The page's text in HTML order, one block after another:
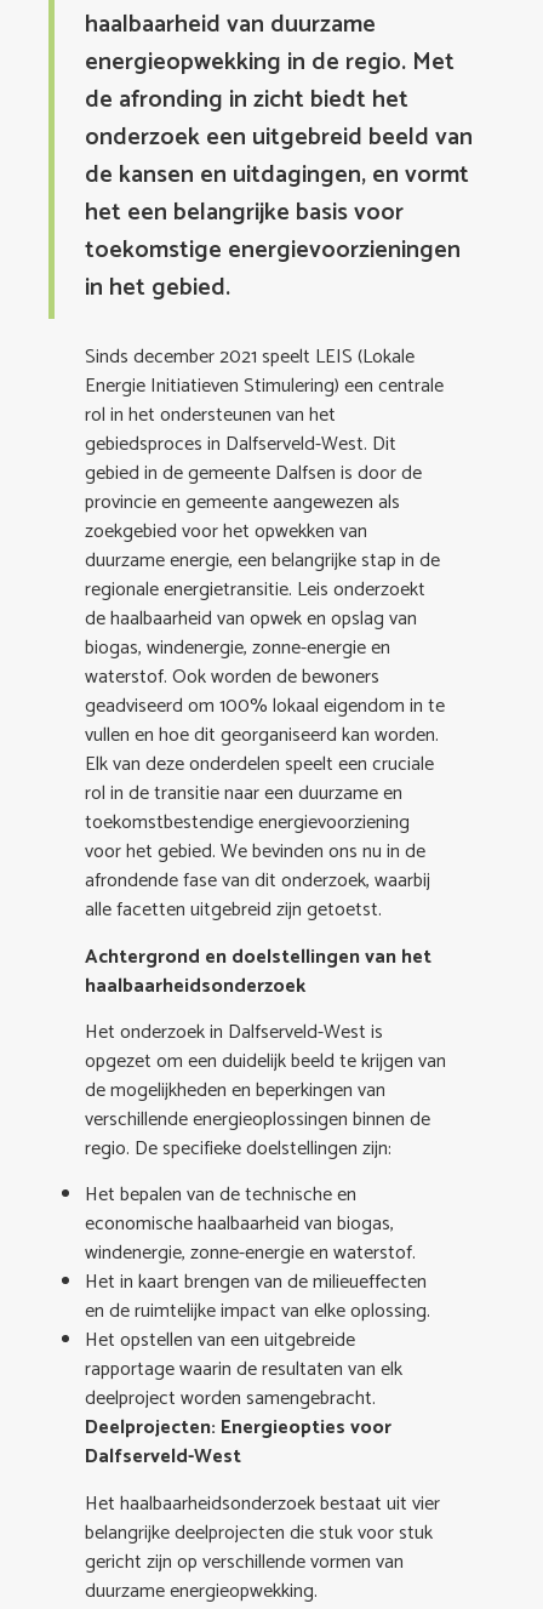
haalbaarheid van duurzame
energieopwekking in de regio. Met
de afronding in zicht biedt het
onderzoek een uitgebreid beeld van
de kansen en uitdagingen, en vormt
het een belangrijke basis voor
toekomstige energievoorzieningen
in het gebied.
Sinds december 2021 speelt LEIS (Lokale
Energie Initiatieven Stimulering) een centrale
rol in het ondersteunen van het
gebiedsproces in Dalfserveld-West. Dit
gebied in de gemeente Dalfsen is door de
provincie en gemeente aangewezen als
zoekgebied voor het opwekken van
duurzame energie, een belangrijke stap in de
regionale energietransitie. Leis onderzoekt
de haalbaarheid van opwek en opslag van
biogas, windenergie, zonne-energie en
waterstof. Ook worden de bewoners
geadviseerd om 100% lokaal eigendom in te
vullen en hoe dit georganiseerd kan worden.
Elk van deze onderdelen speelt een cruciale
rol in de transitie naar een duurzame en
toekomstbestendige energievoorziening
voor het gebied. We bevinden ons nu in de
afrondende fase van dit onderzoek, waarbij
alle facetten uitgebreid zijn getoetst.
Achtergrond en doelstellingen van het
haalbaarheidsonderzoek
Het onderzoek in Dalfserveld-West is
opgezet om een duidelijk beeld te krijgen van
de mogelijkheden en beperkingen van
verschillende energieoplossingen binnen de
regio. De specifieke doelstellingen zijn:
Het bepalen van de technische en
economische haalbaarheid van biogas,
windenergie, zonne-energie en waterstof.
Het in kaart brengen van de milieueffecten
en de ruimtelijke impact van elke oplossing.
Het opstellen van een uitgebreide
rapportage waarin de resultaten van elk
deelproject worden samengebracht.
Deelprojecten: Energieopties voor
Dalfserveld-West
Het haalbaarheidsonderzoek bestaat uit vier
belangrijke deelprojecten die stuk voor stuk
gericht zijn op verschillende vormen van
duurzame energieopwekking.